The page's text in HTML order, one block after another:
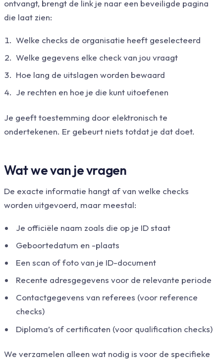
ontvangt, brengt de link je naar een beveiligde pagina
die laat zien:
Welke checks de organisatie heeft geselecteerd
Welke gegevens elke check van jou vraagt
Hoe lang de uitslagen worden bewaard
Je rechten en hoe je die kunt uitoefenen
Je geeft toestemming door elektronisch te
ondertekenen. Er gebeurt niets totdat je dat doet.
Wat we van je vragen
De exacte informatie hangt af van welke checks
worden uitgevoerd, maar meestal:
Je officiële naam zoals die op je ID staat
Geboortedatum en -plaats
Een scan of foto van je ID-document
Recente adresgegevens voor de relevante periode
Contactgegevens van referees (voor reference
checks)
Diploma’s of certificaten (voor qualification checks)
We verzamelen alleen wat nodig is voor de specifieke